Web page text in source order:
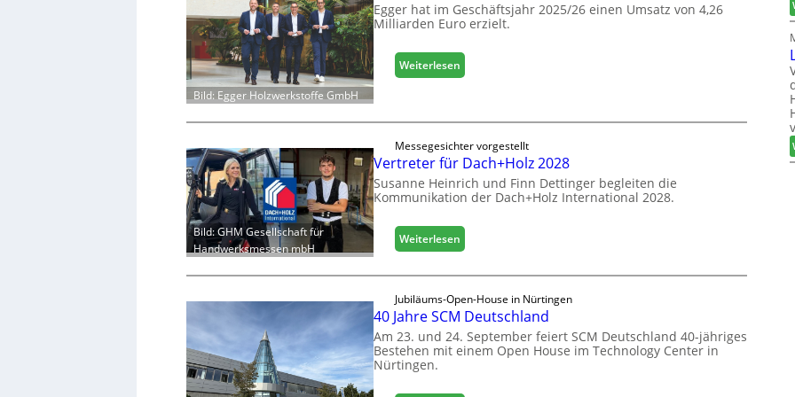
a
l
s
i
t
c
h
r
ö
n
L
o
g
i
s
i
k
e
r
e
c
Bild: Egger Holzwerkstoffe GmbH
Egger hat im Geschäftsjahr 2025/26 einen Umsatz von 4,26
Milliarden Euro erzielt.
Weiterlesen:
E
r
S
t
b
i
s
G
s
Bild: GHM Gesellschaft für
Handwerksmessen mbH
Messegesichter vorgestellt
Vertreter für Dach+Holz 2028
Susanne Heinrich und Finn Dettinger begleiten die
Kommunikation der Dach+Holz International 2028.
Weiterlesen:
V
e
t
r
e
t
Jubiläums-Open-House in Nürtingen
40 Jahre SCM Deutschland
Am 23. und 24. September feiert SCM Deutschland 40-jähriges
Bestehen mit einem Open House im Technology Center in
Nürtingen.